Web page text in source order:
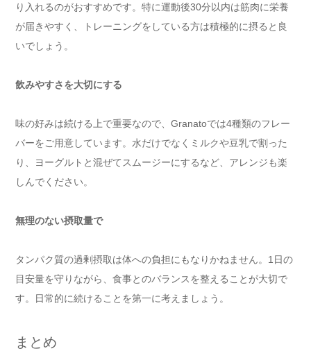
り入れるのがおすすめです。特に運動後30分以内は筋肉に栄養
が届きやすく、トレーニングをしている方は積極的に摂ると良
いでしょう。
飲みやすさを大切にする
味の好みは続ける上で重要なので、Granatoでは4種類のフレー
バーをご用意しています。水だけでなくミルクや豆乳で割った
り、ヨーグルトと混ぜてスムージーにするなど、アレンジも楽
しんでください。
無理のない摂取量で
タンパク質の過剰摂取は体への負担にもなりかねません。1日の
目安量を守りながら、食事とのバランスを整えることが大切で
す。日常的に続けることを第一に考えましょう。
まとめ